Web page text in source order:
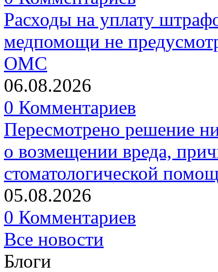
Расходы на уплату
медпомощи не
ОМС
06.08.2026
0 Комментариев
Пересмотрено решение
о возмещении вреда,
стоматологической
05.08.2026
0 Комментариев
Все новости
Блоги